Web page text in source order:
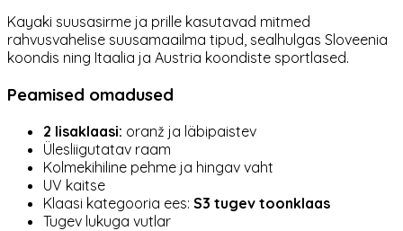
Kayaki suusasirme ja prille kasutavad mitmed
rahvusvahelise suusamaailma tipud, sealhulgas Sloveenia
koondis ning Itaalia ja Austria koondiste sportlased.
Peamised omadused
2 lisaklaasi: oranž ja läbipaistev
Ülesliigutatav raam
Kolmekihiline pehme ja hingav vaht
UV kaitse
Klaasi kategooria ees: S3 tugev toonklaas
Tugev lukuga vutlar